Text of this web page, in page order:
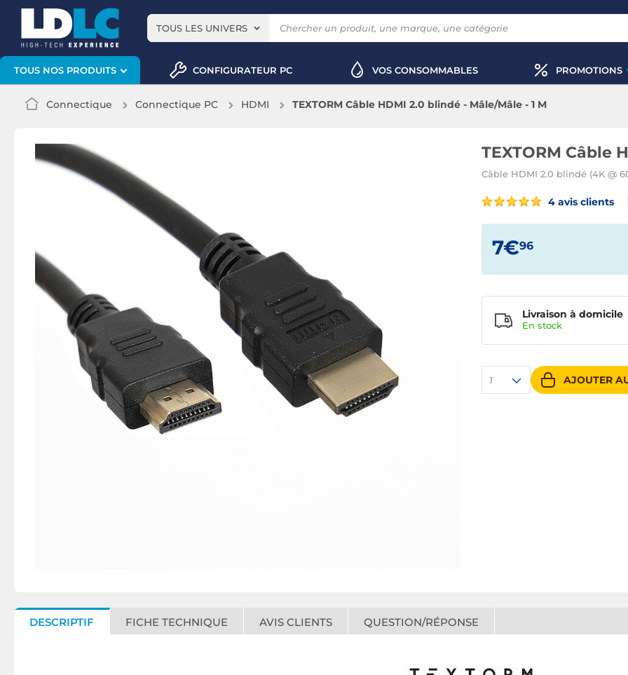
TOUS LES UNIVERS
TOUS NOS PRODUITS CONFIGURATEUR PC VOS CONSOMMABLES PROMOTIONS
Connectique Connectique PC HDMI TEXTORM Câble HDMI 2.0 blindé - Mâle/Mâle - 1 M
TEXTORM Câble
Câble HDMI 2.0 blindé (4K @
4 avis clients
7€96
1 AJOUTER
Livraison à domicile
En stock
DESCRIPTIF FICHE TECHNIQUE AVIS CLIENTS QUESTION/RÉPONSE